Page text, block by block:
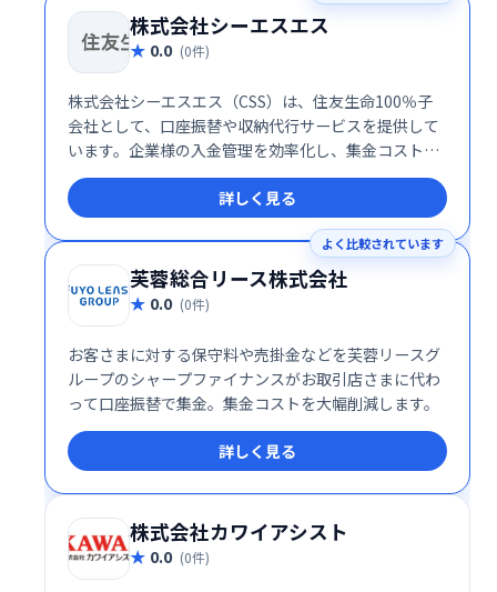
株式会社シーエスエス
0.0 (0件)
株式会社シーエスエス（CSS）は、住友生命100％子
会社として、口座振替や収納代行サービスを提供して
います。企業様の入金管理を効率化し、集金コストの
削減を実現します。安心してご利用いただける、信頼
と実績のあるサービスです。
詳しく見る
よく比較されています
芙蓉総合リース株式会社
0.0 (0件)
お客さまに対する保守料や売掛金などを芙蓉リースグ
ループのシャープファイナンスがお取引店さまに代わ
って口座振替で集金。集金コストを大幅削減します。
詳しく見る
株式会社カワイアシスト
0.0 (0件)